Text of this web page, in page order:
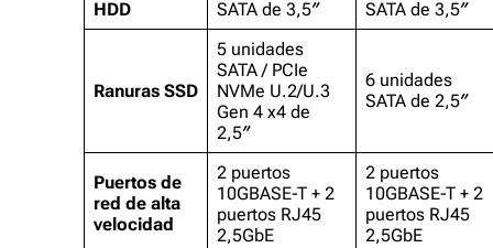
HDD
SATA de 3,5″
SATA de 3,5″
Ranuras SSD
5 unidades
SATA / PCIe
NVMe U.2/U.3
Gen 4 x4 de
2,5″
6 unidades
SATA de 2,5″
Puertos de
red de alta
velocidad
2 puertos
10GBASE-T + 2
puertos RJ45
2,5GbE
2 puertos
10GBASE-T + 2
puertos RJ45
2,5GbE